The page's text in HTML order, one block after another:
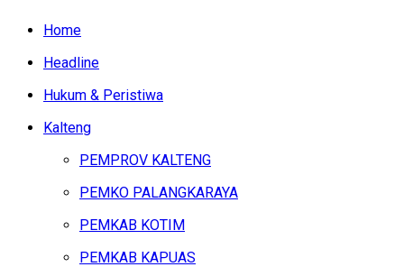
Home
Headline
Hukum & Peristiwa
Kalteng
PEMPROV KALTENG
PEMKO PALANGKARAYA
PEMKAB KOTIM
PEMKAB KAPUAS